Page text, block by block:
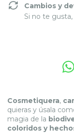
Cambios y
Si no te
Cosmetiquera,
quieras y úsala
magia de la
coloridos y